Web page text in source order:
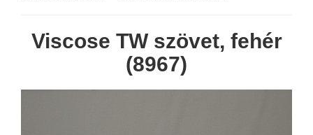
Viscose TW szövet, fehér
(8967)